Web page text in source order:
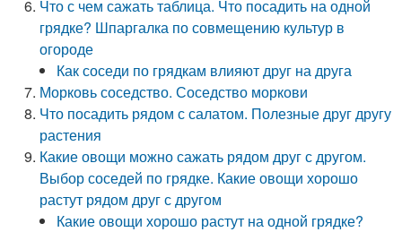
Что с чем сажать таблица. Что посадить на одной
грядке? Шпаргалка по совмещению культур в
огороде
Как соседи по грядкам влияют друг на друга
Морковь соседство. Соседство моркови
Что посадить рядом с салатом. Полезные друг другу
растения
Какие овощи можно сажать рядом друг с другом.
Выбор соседей по грядке. Какие овощи хорошо
растут рядом друг с другом
Какие овощи хорошо растут на одной грядке?